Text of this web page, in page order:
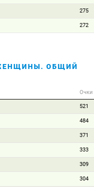
275
272
ОБЩИЙ
Очки
521
484
371
333
309
304